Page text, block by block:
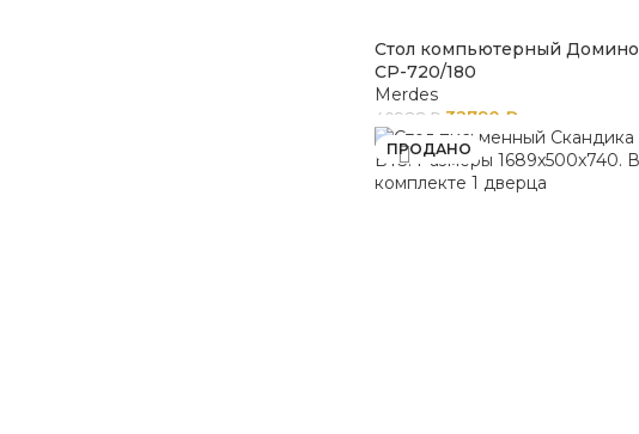
Стол компьютерный Домино
СР-720/180
Merdes
40988 ₽ 32790 ₽
ПРОДАНО